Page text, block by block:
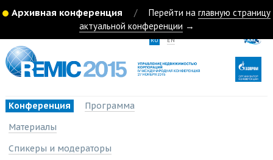
Архивная конференция / Перейти на главную страницу
актуальной конференции →
RU EN
Конференция
Программа
Материалы
Спикеры и модераторы